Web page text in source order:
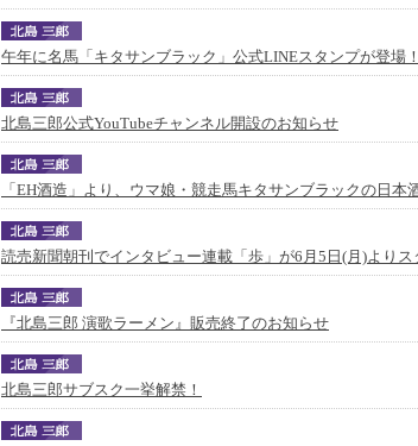
午年に名馬「キタサンブラック」公式LINEスタンプが登場！
北島三郎公式YouTubeチャンネル開設のお知らせ
「EH酒造」より、ウマ娘・競走馬キタサンブラックの日本
読売新聞朝刊でインタビュー連載「歩」が6月5日(月)よりス
『北島三郎 演歌ラーメン』販売終了のお知らせ
北島三郎サブスク一挙解禁！